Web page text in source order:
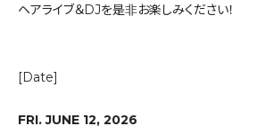
ヘアライブ＆DJを是非お楽しみください！
[Date]
FRI. JUNE 12, 2026